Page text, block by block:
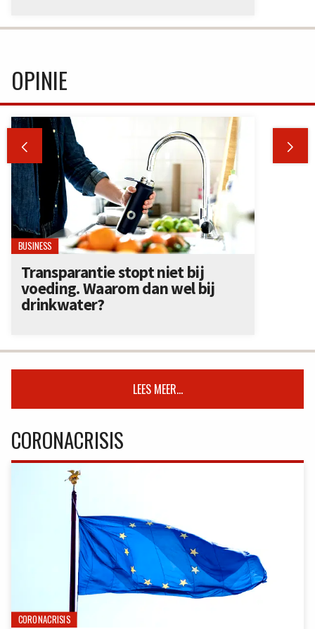
OPINIE
 
BUSINESS
Transparantie stopt niet bij
voeding. Waarom dan wel bij
drinkwater?
LEES MEER...
CORONACRISIS
CORONACRISIS